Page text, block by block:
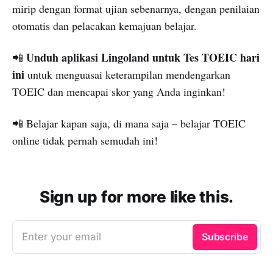
mirip dengan format ujian sebenarnya, dengan penilaian
otomatis dan pelacakan kemajuan belajar.
📲 Unduh aplikasi Lingoland untuk Tes TOEIC hari
ini untuk menguasai keterampilan mendengarkan
TOEIC dan mencapai skor yang Anda inginkan!
📲 Belajar kapan saja, di mana saja – belajar TOEIC
online tidak pernah semudah ini!
Sign up for more like this.
Enter your email Subscribe